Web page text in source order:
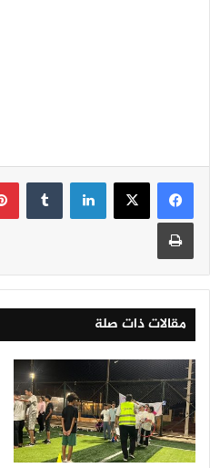
لينكدإن
مقالات ذات صلة